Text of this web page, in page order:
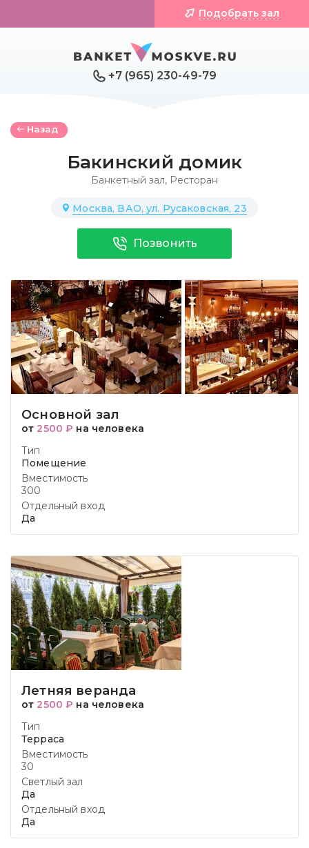
+7 (965) 230-49-79
Подобрать зал
Назад
Бакинский домик
Банкетный зал, Ресторан
Москва, ВАО, ул. Русаковская, 23
Позвонить
Основной зал
от 2500 ₽ на человека
Тип
Помещение
Вместимость
300
Отдельный вход
Да
Летняя веранда
от 2500 ₽ на человека
Тип
Терраса
Вместимость
30
Светлый зал
Да
Отдельный вход
Да